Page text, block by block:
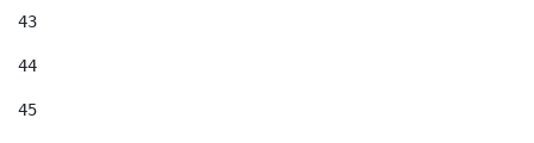
43
44
45